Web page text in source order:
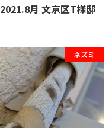
2021.8月 文京区T様邸
ネズミ